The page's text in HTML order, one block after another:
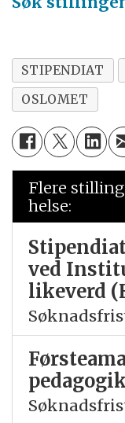
STIPENDIAT
OSLOMET
Flere
helse:
ved
likeverd